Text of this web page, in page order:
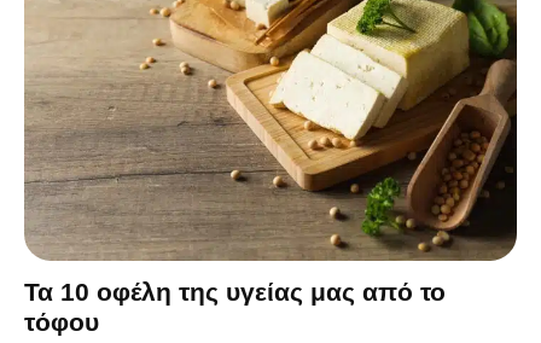
Τα 10 οφέλη της υγείας μας από το
τόφου